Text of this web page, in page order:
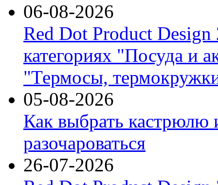
06-08-2026
Red Dot Product Design
категориях "Посуда и
"Термосы,
05-08-2026
Как выбрать кастрюлю
разочароваться
26-07-2026